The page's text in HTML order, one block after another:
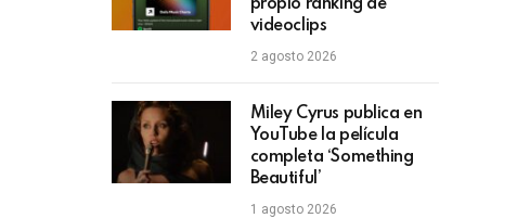
propio ranking de
videoclips
2 agosto 2026
Miley Cyrus publica en
YouTube la película
completa ‘Something
Beautiful’
1 agosto 2026